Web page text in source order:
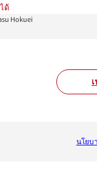
ด้
Hokuei
นโยบ